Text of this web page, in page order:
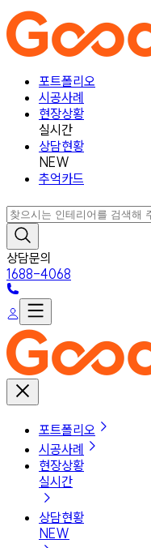
포트폴리오
시공사례
현장상황
실시간
상담현황
NEW
추억카드
상담문의
1688-4068
포트폴리오
시공사례
현장상황
실시간
상담현황
NEW